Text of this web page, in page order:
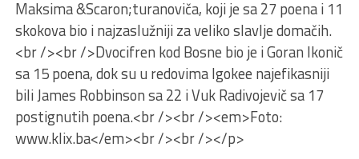
Maksima &Scaron;turanoviča, koji je sa 27 poena i 11
skokova bio i najzaslužniji za veliko slavlje domačih.
<br /><br />Dvocifren kod Bosne bio je i Goran Ikonič
sa 15 poena, dok su u redovima Igokee najefikasniji
bili James Robbinson sa 22 i Vuk Radivojevič sa 17
postignutih poena.<br /><br /><em>Foto:
www.klix.ba</em><br /><br /></p>